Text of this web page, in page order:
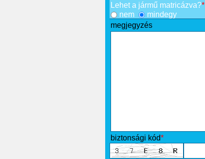
Lehet a jármű matricázva?*
nem
mindegy
megjegyzés
biztonsági kód*